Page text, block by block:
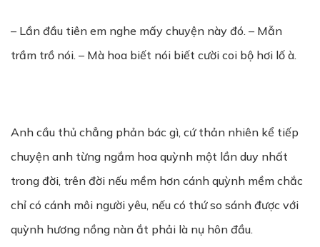
– Lần đầu tiên em nghe mấy chuyện này đó. – Mẫn
trầm trồ nói. – Mà hoa biết nói biết cười coi bộ hơi lố à.
Anh cầu thủ chẳng phản bác gì, cứ thản nhiên kể tiếp
chuyện anh từng ngắm hoa quỳnh một lần duy nhất
trong đời, trên đời nếu mềm hơn cánh quỳnh mềm chắc
chỉ có cánh môi người yêu, nếu có thứ so sánh được với
quỳnh hương nồng nàn ắt phải là nụ hôn đầu.